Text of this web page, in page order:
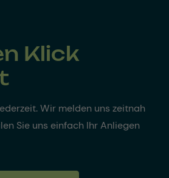
Klick
Wir melden uns zeitnah
Sie uns einfach Ihr Anliegen